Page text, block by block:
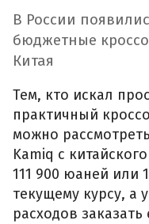
В России
бюджетные
Китая
Тем, кто искал
практичный
можно
Kamiq с
111 900 юаней или
текущему курсу, а
расходов